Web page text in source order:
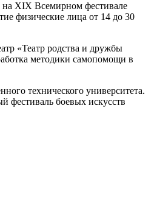
на XIX Всемирном фестивале
физические лица от 14 до 30
«Театр родства и дружбы
методики самопомощи в
технического университета.
фестиваль боевых искусств